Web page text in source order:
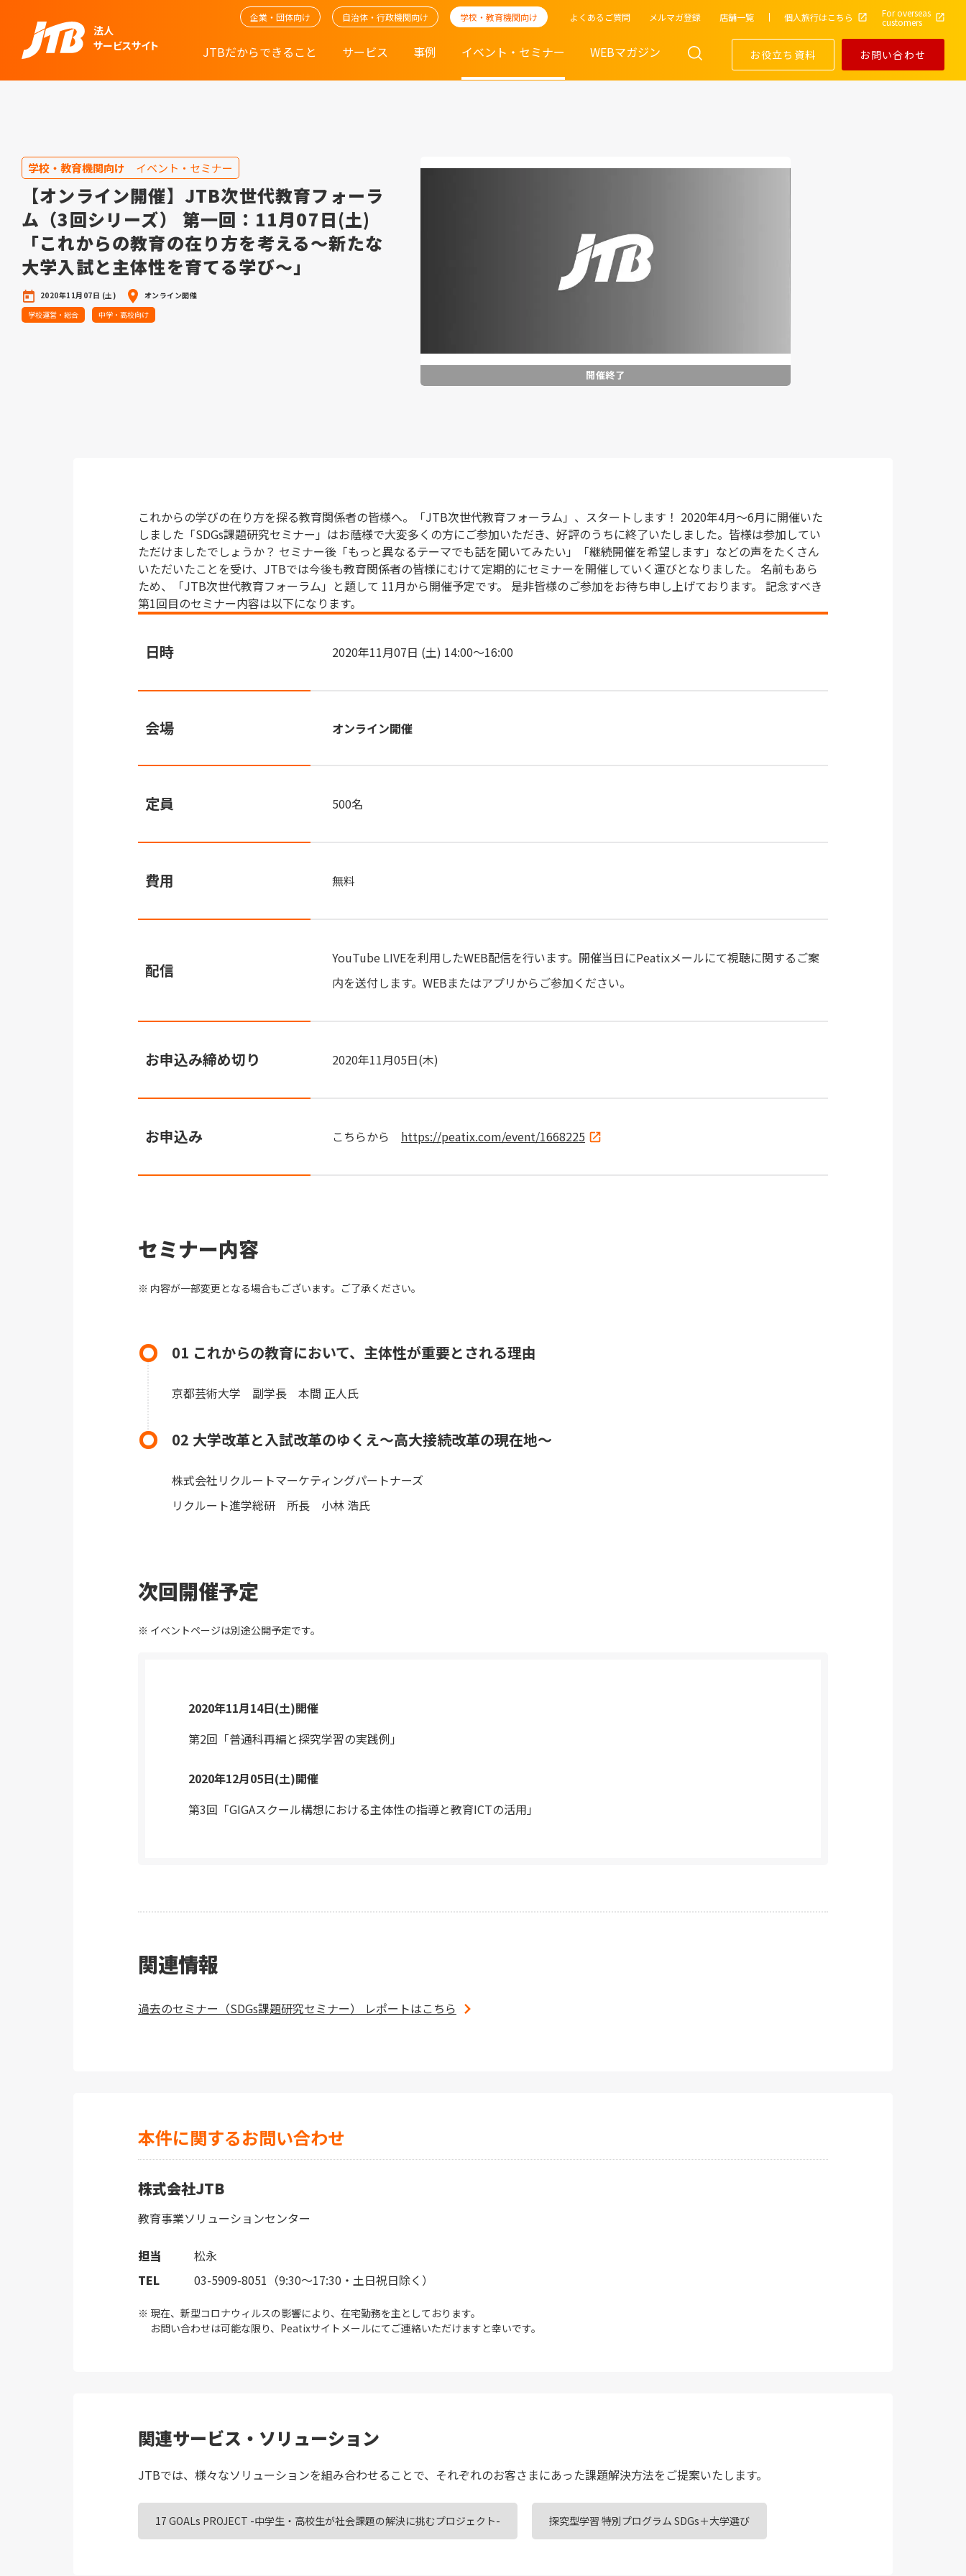
法人
サービスサイト
企業・団体向け 自治体・行政機関向け 学校・教育機関向け よくあるご質問 メルマガ登録 店舗一覧 個人旅行はこちら For overseas
customers
JTBだからできること サービス 事例 イベント・セミナー WEBマガジン お役立ち資料 お問い合わせ
学校・教育機関向け イベント・セミナー
【オンライン開催】JTB次世代教育フォーラ
ム（3回シリーズ） 第一回：11月07日(土)
「これからの教育の在り方を考える～新たな
大学入試と主体性を育てる学び～」
2020年11月07日 (土)
オンライン開催
学校運営・総合
中学・高校向け
これからの学びの在り方を探る教育関係者の皆様へ。「JTB次世代教育フォーラム」、スタートします！ 2020年4月～6月に開催いた
しました「SDGs課題研究セミナー」はお蔭様で大変多くの方にご参加いただき、好評のうちに終了いたしました。皆様は参加してい
ただけましたでしょうか？ セミナー後「もっと異なるテーマでも話を聞いてみたい」「継続開催を希望します」などの声をたくさん
いただいたことを受け、JTBでは今後も教育関係者の皆様にむけて定期的にセミナーを開催していく運びとなりました。 名前もあら
ため、「JTB次世代教育フォーラム」と題して 11月から開催予定です。 是非皆様のご参加をお待ち申し上げております。 記念すべき
第1回目のセミナー内容は以下になります。
日時 2020年11月07日 (土) 14:00～16:00
会場 オンライン開催
定員 500名
費用 無料
配信
YouTube LIVEを利用したWEB配信を行います。開催当日にPeatixメールにて視聴に関するご案
内を送付します。WEBまたはアプリからご参加ください。
お申込み締め切り 2020年11月05日(木)
お申込み こちらから https://peatix.com/event/1668225
セミナー内容
内容が一部変更となる場合もございます。ご了承ください。
01 これからの教育において、主体性が重要とされる理由
京都芸術大学 副学長 本間 正人氏
02 大学改革と入試改革のゆくえ～高大接続改革の現在地～
株式会社リクルートマーケティングパートナーズ
リクルート進学総研 所長 小林 浩氏
次回開催予定
イベントページは別途公開予定です。
2020年11月14日(土)開催
第2回「普通科再編と探究学習の実践例」
2020年12月05日(土)開催
第3回「GIGAスクール構想における主体性の指導と教育ICTの活用」
関連情報
過去のセミナー（SDGs課題研究セミナー） レポートはこちら
本件に関するお問い合わせ
株式会社JTB
教育事業ソリューションセンター
担当
松永
TEL
03-5909-8051（9:30～17:30・土日祝日除く）
現在、新型コロナウィルスの影響により、在宅勤務を主としております。
お問い合わせは可能な限り、Peatixサイトメールにてご連絡いただけますと幸いです。
関連サービス・ソリューション
JTBでは、様々なソリューションを組み合わせることで、それぞれのお客さまにあった課題解決⽅法をご提案いたします。
17 GOALs PROJECT -中学生・高校生が社会課題の解決に挑むプロジェクト- 探究型学習 特別プログラム SDGs＋大学選び